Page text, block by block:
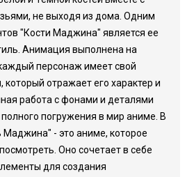
не выходя из дома. Одним
"Кости Маджина" является ее
Анимация выполнена на
персонаж имеет свой
который отражает его характер и
работа с фонами и деталями
погружения в мир аниме. В
Маджина" - это аниме, которое
Оно сочетает в себе
для создания